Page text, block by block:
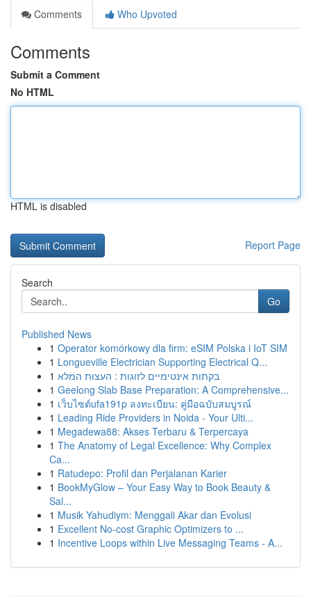
Comments
Who Upvoted
Comments
Submit a Comment
No HTML
HTML is disabled
Report Page
Search
Go
Published News
1 Operator komórkowy dla firm: eSIM Polska i IoT SIM
1 Longueville Electrician Supporting Electrical Q...
1 בקתות אינטימיים לזוגות : העצות המלא
1 Geelong Slab Base Preparation: A Comprehensive...
1 เว็บไซต์ufa191p ลงทะเบียน: คู่มือฉบับสมบูรณ์
1 Leading Ride Providers in Noida - Your Ulti...
1 Megadewa88: Akses Terbaru & Terpercaya
1 The Anatomy of Legal Excellence: Why Complex
Ca...
1 Ratudepo: Profil dan Perjalanan Karier
1 BookMyGlow – Your Easy Way to Book Beauty &
Sal...
1 Musik Yahudiym: Menggali Akar dan Evolusi
1 Excellent No-cost Graphic Optimizers to ...
1 Incentive Loops within Live Messaging Teams - A...